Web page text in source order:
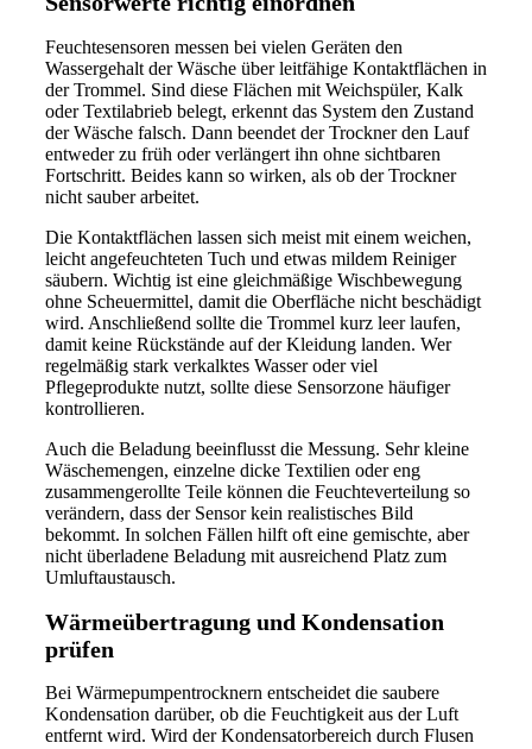
Feuchtesensoren messen bei vielen Geräten den
Wassergehalt der Wäsche über leitfähige Kontaktflächen in
der Trommel. Sind diese Flächen mit Weichspüler, Kalk
oder Textilabrieb belegt, erkennt das System den Zustand
der Wäsche falsch. Dann beendet der Trockner den Lauf
entweder zu früh oder verlängert ihn ohne sichtbaren
Fortschritt. Beides kann so wirken, als ob der Trockner
nicht sauber arbeitet.
Die Kontaktflächen lassen sich meist mit einem weichen,
leicht angefeuchteten Tuch und etwas mildem Reiniger
säubern. Wichtig ist eine gleichmäßige Wischbewegung
ohne Scheuermittel, damit die Oberfläche nicht beschädigt
wird. Anschließend sollte die Trommel kurz leer laufen,
damit keine Rückstände auf der Kleidung landen. Wer
regelmäßig stark verkalktes Wasser oder viel
Pflegeprodukte nutzt, sollte diese Sensorzone häufiger
kontrollieren.
Auch die Beladung beeinflusst die Messung. Sehr kleine
Wäschemengen, einzelne dicke Textilien oder eng
zusammengerollte Teile können die Feuchteverteilung so
verändern, dass der Sensor kein realistisches Bild
bekommt. In solchen Fällen hilft oft eine gemischte, aber
nicht überladene Beladung mit ausreichend Platz zum
Umluftaustausch.
Wärmeübertragung und Kondensation
prüfen
Bei Wärmepumpentrocknern entscheidet die saubere
Kondensation darüber, ob die Feuchtigkeit aus der Luft
entfernt wird. Wird der Kondensatorbereich durch Flusen